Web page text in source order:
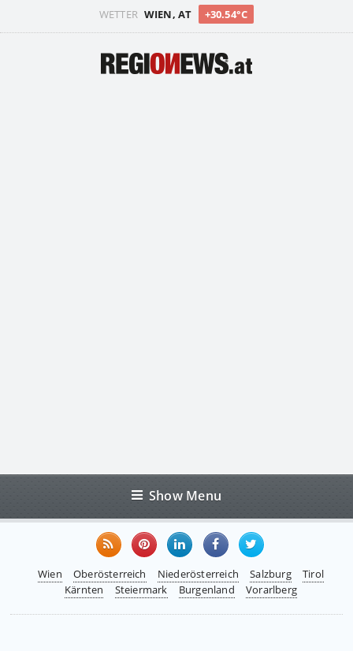
WETTER WIEN, AT +30.54°C
Show Menu
Wien Oberösterreich Niederösterreich Salzburg
Tirol
Kärnten
Steiermark Burgenland Vorarlberg